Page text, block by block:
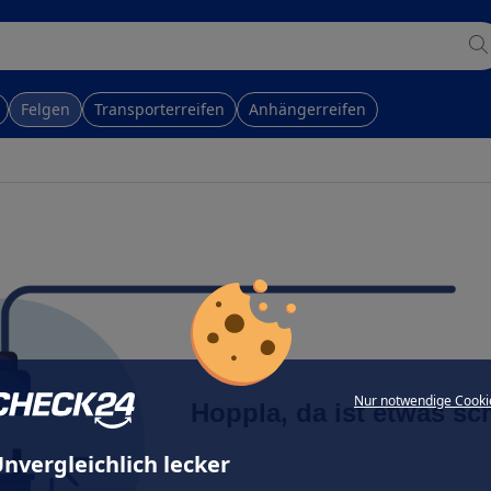
Nur notwendige
lecker
Felgen Transporterreifen Anhängerreifen
Hoppla, da ist etwas